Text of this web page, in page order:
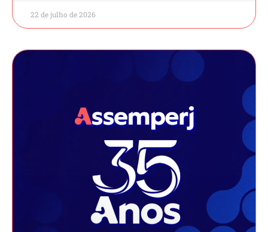
22 de julho de 2026